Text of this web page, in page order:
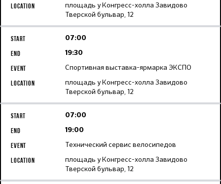
площадь у Конгресс-холла Завидово
Тверской бульвар, 12
07:00
19:30
Спортивная выставка-ярмарка ЭКСПО
площадь у Конгресс-холла Завидово
Тверской бульвар, 12
07:00
19:00
Технический сервис велосипедов
площадь у Конгресс-холла Завидово
Тверской бульвар, 12